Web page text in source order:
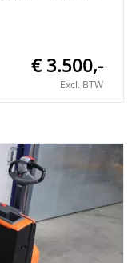
€ 3.500,-
Excl. BTW